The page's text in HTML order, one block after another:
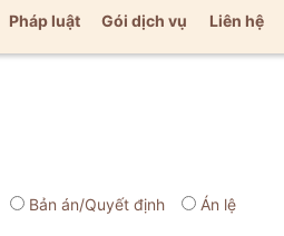
Pháp luật Gói dịch vụ Liên hệ
Bản án/Quyết định Án lệ